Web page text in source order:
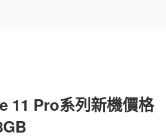
11 Pro系列新機價格